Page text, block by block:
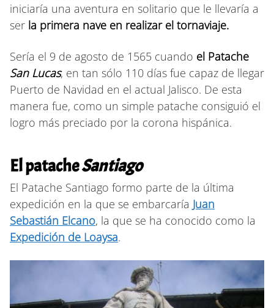
iniciaría una aventura en solitario que le llevaría a
ser la primera nave en realizar el tornaviaje.
Sería el 9 de agosto de 1565 cuando el Patache
San Lucas, en tan sólo 110 días fue capaz de llegar
Puerto de Navidad en el actual Jalisco. De esta
manera fue, como un simple patache consiguió el
logro más preciado por la corona hispánica.
El patacheSantiago
El Patache Santiago formo parte de la última
expedición en la que se embarcaría Juan
Sebastián Elcano, la que se ha conocido como la
Expedición de Loaysa.